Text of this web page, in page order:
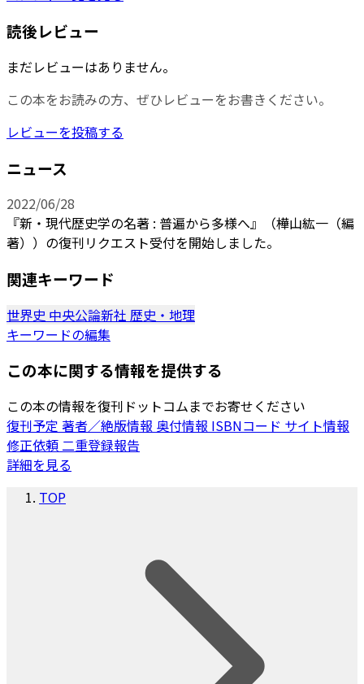
読後レビュー
まだレビューはありません。
この本をお読みの方、ぜひレビューをお書きください。
レビューを投稿する
ニュース
2022/06/28
『新・現代歴史学の名著 : 普遍から多様へ』（樺山紘一（編
著））の復刊リクエスト受付を開始しました。
関連キーワード
世界史 中央公論新社 歴史・地理
キーワードの編集
この本に関する情報を提供する
この本の情報を復刊ドットコムまでお寄せください
復刊予定 著者／絶版情報 奥付情報 ISBNコード サイト情報
修正依頼二重登録報告
詳細を見る
TOP